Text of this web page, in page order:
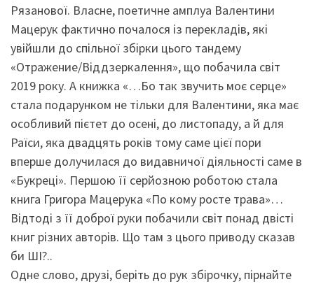
Рязанової. Власне, поетичне амплуа Валентини
Мацерук фактично почалося із перекладів, які
увійшли до спільної збірки цього тандему
«Отражение/Віддзеркалення», що побачила світ
2019 року. А книжка «…Бо так звучить моє серце»
стала подарунком не тільки для Валентини, яка має
особливий пієтет до осені, до листопаду, а й для
Раїси, яка двадцять років тому саме цієї пори
вперше долучилася до видавничої діяльності саме в
«Букреці». Першою її серйозною роботою стала
книга Григора Мацерука «По кому росте трава»…
Відтоді з її доброї руки побачили світ понад двісті
книг різних авторів. Що там з цього приводу сказав
би ШІ?..
Одне слово, друзі, беріть до рук збірочку, пірнайте